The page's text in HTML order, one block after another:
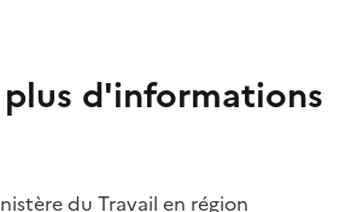
plus d'informations
du Travail en région